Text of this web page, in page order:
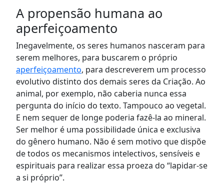
A propensão humana ao
aperfeiçoamento
Inegavelmente, os seres humanos nasceram para
serem melhores, para buscarem o próprio
aperfeiçoamento, para descreverem um processo
evolutivo distinto dos demais seres da Criação. Ao
animal, por exemplo, não caberia nunca essa
pergunta do início do texto. Tampouco ao vegetal.
E nem sequer de longe poderia fazê-la ao mineral.
Ser melhor é uma possibilidade única e exclusiva
do gênero humano. Não é sem motivo que dispõe
de todos os mecanismos intelectivos, sensíveis e
espirituais para realizar essa proeza do “lapidar-se
a si próprio”.